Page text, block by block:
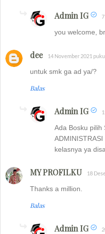
Admin IG
you welcome,
dee 14 November 2021
untuk smk ga ad ya/?
Balas
Admin IG
Ada Bosku pilih
kelasnya ya
MY PROFILKU 18
Thanks a million.
Balas
Admin IG